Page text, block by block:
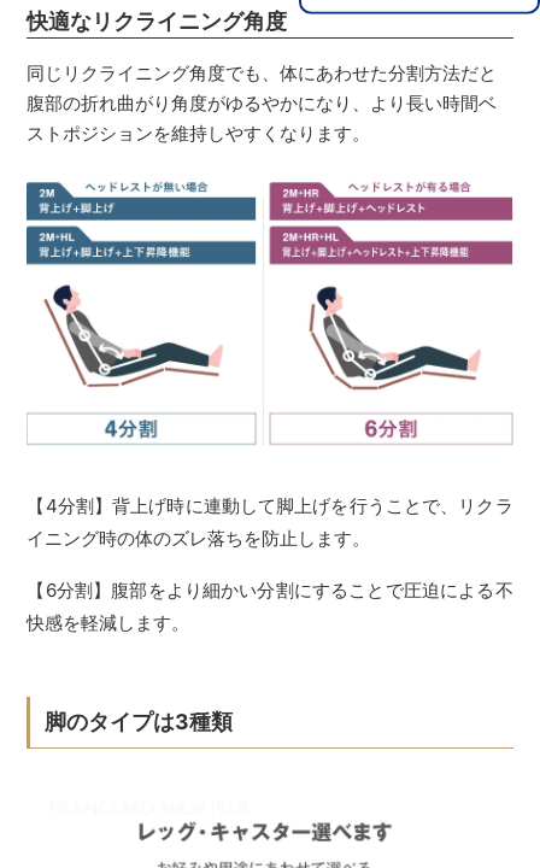
快適なリクライニング角度
同じリクライニング角度でも、体にあわせた分割方法だと
腹部の折れ曲がり角度がゆるやかになり、より長い時間ベ
ストポジションを維持しやすくなります。
【4分割】背上げ時に連動して脚上げを行うことで、リクラ
イニング時の体のズレ落ちを防止します。
【6分割】腹部をより細かい分割にすることで圧迫による不
快感を軽減します。
脚のタイプは3種類